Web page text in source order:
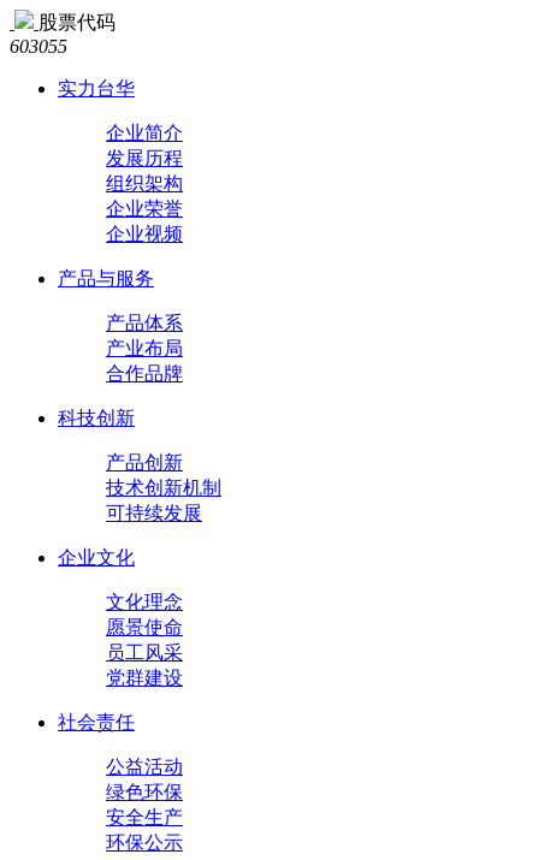
股票代码
603055
实力台华
企业简介
发展历程
组织架构
企业荣誉
企业视频
产品与服务
产品体系
产业布局
合作品牌
科技创新
产品创新
技术创新机制
可持续发展
企业文化
文化理念
愿景使命
员工风采
党群建设
社会责任
公益活动
绿色环保
安全生产
环保公示